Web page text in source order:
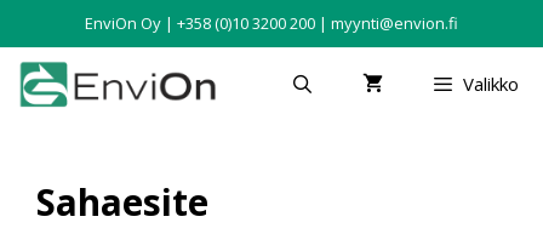
EnviOn Oy | +358 (0)10 3200 200 | myynti@envion.fi
Valikko
Sahaesite